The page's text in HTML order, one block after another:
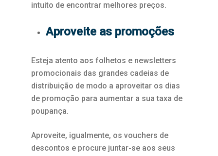
intuito de encontrar melhores preços.
Aproveite as promoções
Esteja atento aos folhetos e newsletters
promocionais das grandes cadeias de
distribuição de modo a aproveitar os dias
de promoção para aumentar a sua taxa de
poupança.
Aproveite, igualmente, os vouchers de
descontos e procure juntar-se aos seus